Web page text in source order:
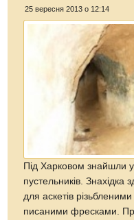
25 вересня 2013 о 12:14
Під Харковом знайшли
пустельників. Знахідка
для аскетів
писаними фресками.